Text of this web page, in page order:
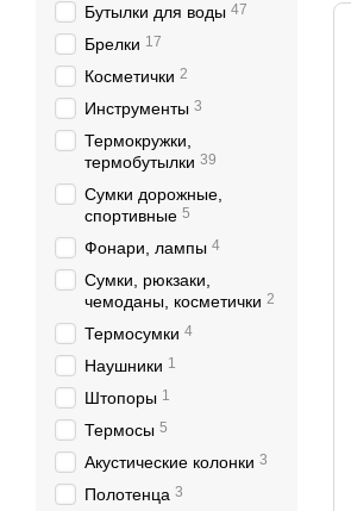
Бутылки для воды 47
Брелки 17
Косметички 2
Инструменты 3
Термокружки,
термобутылки 39
Сумки дорожные,
спортивные 5
Фонари, лампы 4
Сумки, рюкзаки,
чемоданы, косметички 2
Термосумки 4
Наушники 1
Штопоры 1
Термосы 5
Акустические колонки 3
Полотенца 3